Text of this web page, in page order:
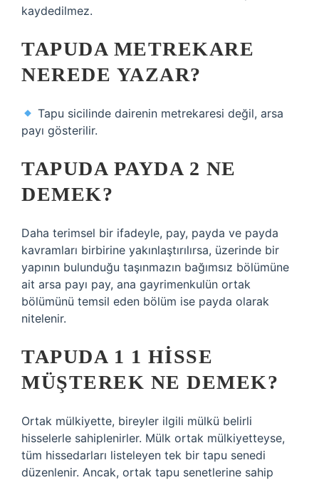
kaydedilmez.
TAPUDA METREKARE
NEREDE YAZAR?
Tapu sicilinde dairenin metrekaresi değil, arsa
payı gösterilir.
TAPUDA PAYDA 2 NE
DEMEK?
Daha terimsel bir ifadeyle, pay, payda ve payda
kavramları birbirine yakınlaştırılırsa, üzerinde bir
yapının bulunduğu taşınmazın bağımsız bölümüne
ait arsa payı pay, ana gayrimenkulün ortak
bölümünü temsil eden bölüm ise payda olarak
nitelenir.
TAPUDA 1 1 HISSE
MÜŞTEREK NE DEMEK?
Ortak mülkiyette, bireyler ilgili mülkü belirli
hisselerle sahiplenirler. Mülk ortak mülkiyetteyse,
tüm hissedarları listeleyen tek bir tapu senedi
düzenlenir. Ancak, ortak tapu senetlerine sahip